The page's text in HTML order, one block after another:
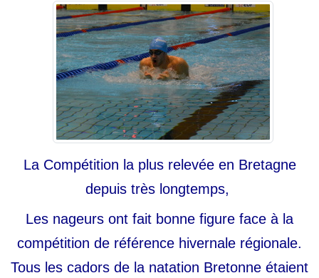
La Compétition la plus relevée en Bretagne
depuis très longtemps,
Les nageurs ont fait bonne figure face à la
compétition de référence hivernale régionale.
Tous les cadors de la natation Bretonne étaient